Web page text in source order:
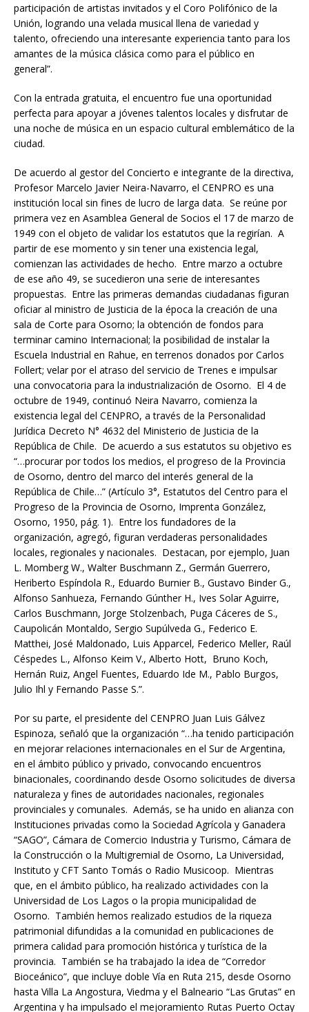
participación de artistas invitados y el Coro Polifónico de la
Unión, logrando una velada musical llena de variedad y
talento, ofreciendo una interesante experiencia tanto para los
amantes de la música clásica como para el público en
general”.
Con la entrada gratuita, el encuentro fue una oportunidad
perfecta para apoyar a jóvenes talentos locales y disfrutar de
una noche de música en un espacio cultural emblemático de la
ciudad.
De acuerdo al gestor del Concierto e integrante de la directiva,
Profesor Marcelo Javier Neira-Navarro, el CENPRO es una
institución local sin fines de lucro de larga data. Se reúne por
primera vez en Asamblea General de Socios el 17 de marzo de
1949 con el objeto de validar los estatutos que la regirían. A
partir de ese momento y sin tener una existencia legal,
comienzan las actividades de hecho. Entre marzo a octubre
de ese año 49, se sucedieron una serie de interesantes
propuestas. Entre las primeras demandas ciudadanas figuran
oficiar al ministro de Justicia de la época la creación de una
sala de Corte para Osorno; la obtención de fondos para
terminar camino Internacional; la posibilidad de instalar la
Escuela Industrial en Rahue, en terrenos donados por Carlos
Follert; velar por el atraso del servicio de Trenes e impulsar
una convocatoria para la industrialización de Osorno. El 4 de
octubre de 1949, continuó Neira Navarro, comienza la
existencia legal del CENPRO, a través de la Personalidad
Jurídica Decreto N° 4632 del Ministerio de Justicia de la
República de Chile. De acuerdo a sus estatutos su objetivo es
“…procurar por todos los medios, el progreso de la Provincia
de Osorno, dentro del marco del interés general de la
República de Chile…” (Artículo 3°, Estatutos del Centro para el
Progreso de la Provincia de Osorno, Imprenta González,
Osorno, 1950, pág. 1). Entre los fundadores de la
organización, agregó, figuran verdaderas personalidades
locales, regionales y nacionales. Destacan, por ejemplo, Juan
L. Momberg W., Walter Buschmann Z., Germán Guerrero,
Heriberto Espíndola R., Eduardo Burnier B., Gustavo Binder G.,
Alfonso Sanhueza, Fernando Gúnther H., Ives Solar Aguirre,
Carlos Buschmann, Jorge Stolzenbach, Puga Cáceres de S.,
Caupolicán Montaldo, Sergio Supúlveda G., Federico E.
Matthei, José Maldonado, Luis Apparcel, Federico Meller, Raúl
Céspedes L., Alfonso Keim V., Alberto Hott, Bruno Koch,
Hernán Ruiz, Angel Fuentes, Eduardo Ide M., Pablo Burgos,
Julio Ihl y Fernando Passe S.”.
Por su parte, el presidente del CENPRO Juan Luis Gálvez
Espinoza, señaló que la organización “…ha tenido participación
en mejorar relaciones internacionales en el Sur de Argentina,
en el ámbito público y privado, convocando encuentros
binacionales, coordinando desde Osorno solicitudes de diversa
naturaleza y fines de autoridades nacionales, regionales
provinciales y comunales. Además, se ha unido en alianza con
Instituciones privadas como la Sociedad Agrícola y Ganadera
“SAGO”, Cámara de Comercio Industria y Turismo, Cámara de
la Construcción o la Multigremial de Osorno, La Universidad,
Instituto y CFT Santo Tomás o Radio Musicoop. Mientras
que, en el ámbito público, ha realizado actividades con la
Universidad de Los Lagos o la propia municipalidad de
Osorno. También hemos realizado estudios de la riqueza
patrimonial difundidas a la comunidad en publicaciones de
primera calidad para promoción histórica y turística de la
provincia. También se ha trabajado la idea de “Corredor
Bioceánico”, que incluye doble Vía en Ruta 215, desde Osorno
hasta Villa La Angostura, Viedma y el Balneario “Las Grutas” en
Argentina y ha impulsado el mejoramiento Rutas Puerto Octay